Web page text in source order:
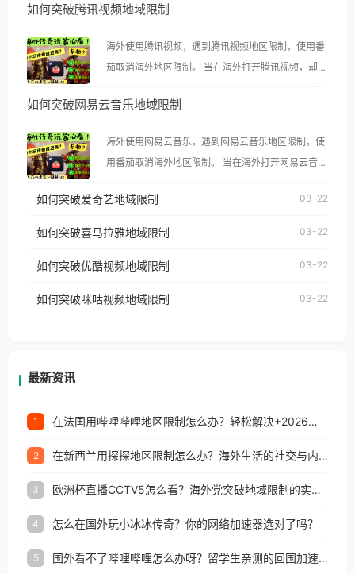
如何突破腾讯视频地域限制
海外使用腾讯视频，遇到腾讯视频地区限制，使用番
茄取消海外地区限制。 当在海外打开腾讯视频，却突
示语。 海外用户如香港、澳门、台湾、美国、加拿
像其他音乐平台一样，出现地区及版权限制问题，且
仅能在中国大陆地区播放。 遇到这个问题的朋友们，
台湾、美国、加拿大、澳大利亚、欧洲等国家和地区
权限制所困扰。
如何突破网易云音乐地域限制
海外使用网易云音乐，遇到网易云音乐地区限制，使
用番茄取消海外地区限制。 当在海外打开网易云音
播放”的提示语。 海外用户如香港、澳门、台湾、美
制问题，且仅能在中国大陆地区播放。 遇到这个问题
户收听网易云音乐地区版权限制」的问题，无论人在
如何突破爱奇艺地域限制 03-22
如何突破喜马拉雅地域限制 03-22
如何突破优酷视频地域限制 03-22
如何突破咪咕视频地域限制 03-22
最新资讯
1 在法国用哔哩哔哩地区限制怎么办？轻松解决+2026世界杯看球攻略
2 在新西兰用探探地区限制怎么办？海外生活的社交与内容之困
3 欧洲杯直播CCTV5怎么看？海外党突破地域限制的实用指南
4 怎么在国外玩小冰冰传奇？你的网络加速器选对了吗？
5 国外看不了哔哩哔哩怎么办呀？留学生亲测的回国加速全攻略（含酷我音乐渤海银行解决方法）